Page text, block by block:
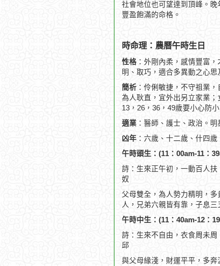
社會地位也可望達到頂峰。
豐盈飽滿的命格。
時命理：農曆午時生日
性格 ：外剛內柔，感情豐富
明、取巧，適合多異動之心思
簡析 ：伶俐敏捷，不守祖業
為人耿直，宜外出另立家業
13，26，36，49歲要小心防
適業 ：醫師、護士、政治。
凶年 ：六歲、十二歲、什四
午時頭生：(11：00am-11：
詩：生來正午初，一動百人
奴
父母雙全，為人勢力精明，
人，兄弟六親皆有靠，子息三
午時中生：(11：40am-12：
詩：生來不自由，衣食周未
邱
與父母緣淺，財運平平，多